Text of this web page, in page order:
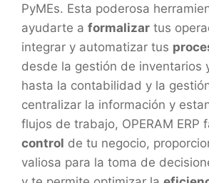
PyMEs. Esta poderosa
ayudarte a formalizar tus
integrar y automatizar tus
desde la gestión de inventarios
hasta la contabilidad y la
centralizar la información y
flujos de trabajo, OPERAM ERP
control de tu negocio,
valiosa para la toma de